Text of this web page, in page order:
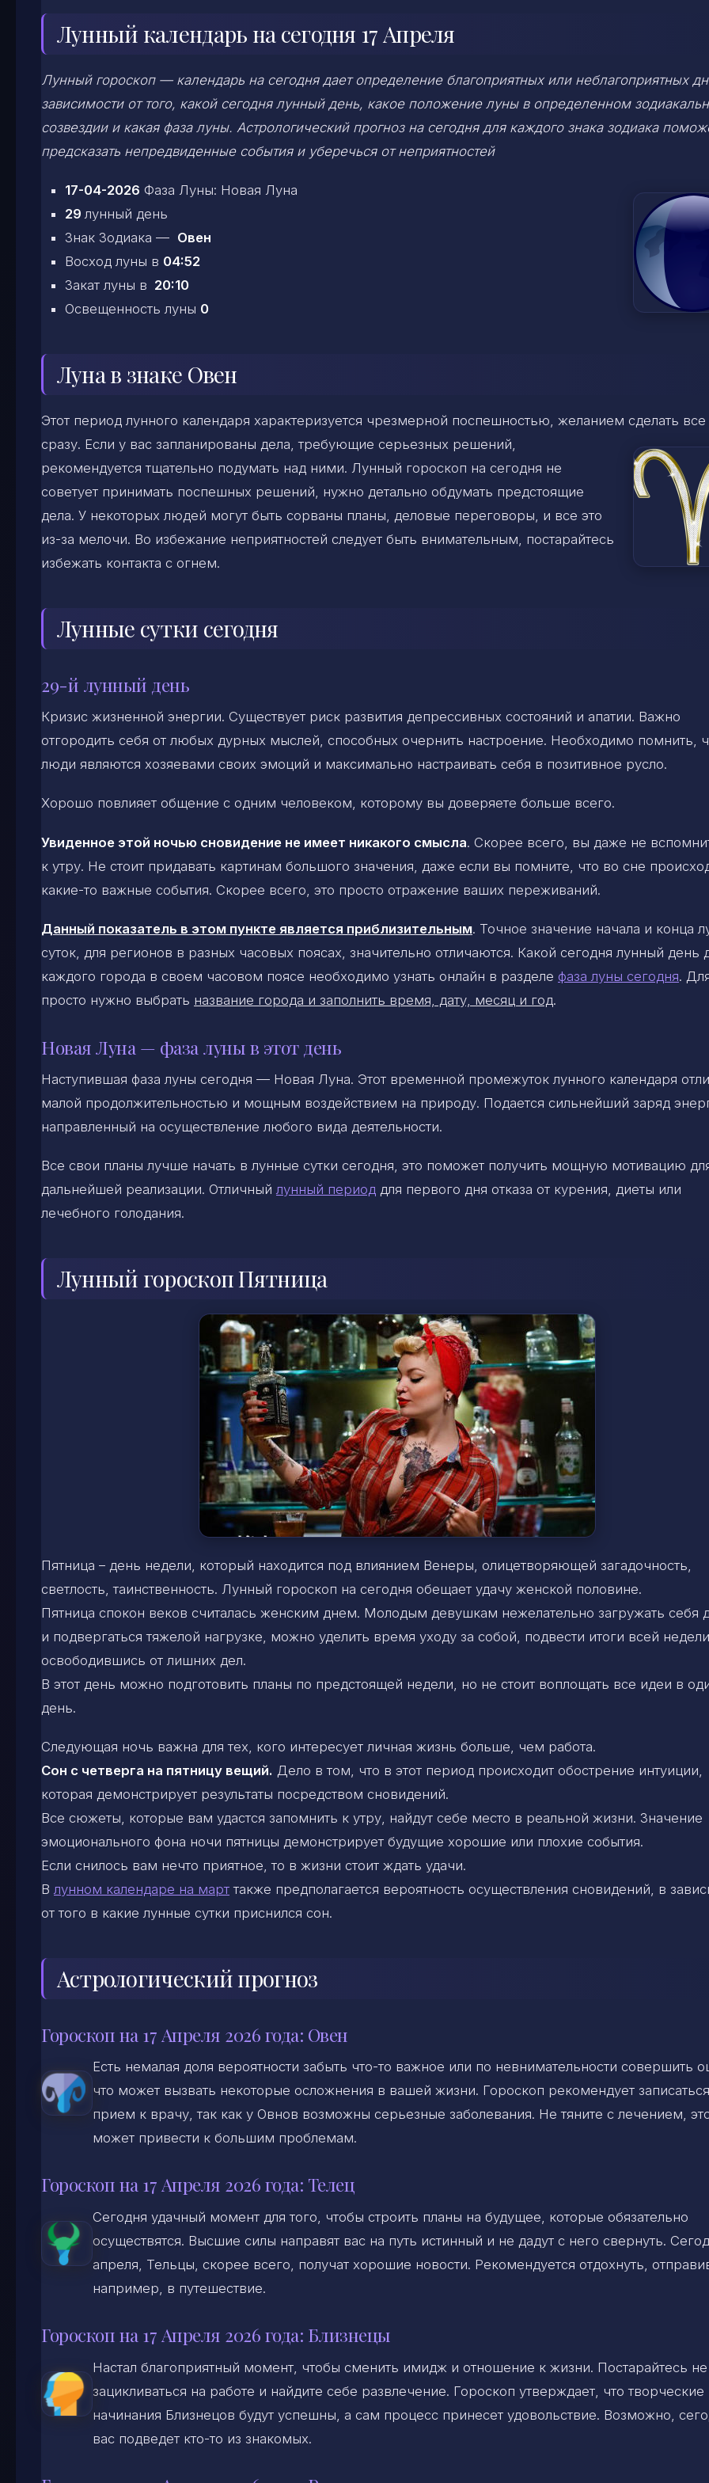
Лунный календарь на сегодня 17 Апреля
Лунный гороскоп — календарь на сегодня дает определение благоприятных или неблагоприятных
зависимости от того, какой сегодня лунный день, какое положение луны в определенном
созвездии и какая фаза луны. Астрологический прогноз на сегодня для каждого знака зодиака
предсказать непредвиденные события и уберечься от неприятностей
17-04-2026 Фаза Луны: Новая Луна
29лунный день
Знак Зодиака — Овен
Восход луны в 04:52
Закат луны в 20:10
Освещенность луны 0
Луна в знаке Овен
Этот период лунного календаря характеризуется чрезмерной поспешностью, желанием сделать
сразу. Если у вас запланированы дела, требующие серьезных решений,
рекомендуется тщательно подумать над ними. Лунный гороскоп на сегодня не
советует принимать поспешных решений, нужно детально обдумать предстоящие
дела. У некоторых людей могут быть сорваны планы, деловые переговоры, и все это
из-за мелочи. Во избежание неприятностей следует быть внимательным, постарайтесь
избежать контакта с огнем.
Лунные сутки сегодня
29-й лунный день
Кризис жизненной энергии. Существует риск развития депрессивных состояний и апатии. Важно
отгородить себя от любых дурных мыслей, способных очернить настроение. Необходимо помнить,
люди являются хозяевами своих эмоций и максимально настраивать себя в позитивное русло.
Хорошо повлияет общение с одним человеком, которому вы доверяете больше всего.
Увиденное этой ночью сновидение не имеет никакого смысла. Скорее всего, вы даже не
к утру. Не стоит придавать картинам большого значения, даже если вы помните, что во сне
какие-то важные события. Скорее всего, это просто отражение ваших переживаний.
Данный показатель в этом пункте является приблизительным. Точное значение начала и конца
суток, для регионов в разных часовых поясах, значительно отличаются. Какой сегодня лунный день
каждого города в своем часовом поясе необходимо узнать онлайн в разделе фаза луны сегодня.
просто нужно выбрать название города и заполнить время, дату, месяц и год.
Новая Луна — фаза луны в этот день
Наступившая фаза луны сегодня — Новая Луна. Этот временной промежуток лунного календаря
малой продолжительностью и мощным воздействием на природу. Подается сильнейший заряд
направленный на осуществление любого вида деятельности.
Все свои планы лучше начать в лунные сутки сегодня, это поможет получить мощную мотивацию
дальнейшей реализации. Отличный лунный период для первого дня отказа от курения, диеты или
лечебного голодания.
Лунный гороскоп Пятница
Пятница – день недели, который находится под влиянием Венеры, олицетворяющей загадочность,
светлость, таинственность. Лунный гороскоп на сегодня обещает удачу женской половине.
Пятница спокон веков считалась женским днем. Молодым девушкам нежелательно загружать себя
и подвергаться тяжелой нагрузке, можно уделить время уходу за собой, подвести итоги всей
освободившись от лишних дел.
В этот день можно подготовить планы по предстоящей недели, но не стоит воплощать все идеи в
день.
Следующая ночь важна для тех, кого интересует личная жизнь больше, чем работа.
Сон с четверга на пятницу вещий. Дело в том, что в этот период происходит обострение интуиции,
которая демонстрирует результаты посредством сновидений.
Все сюжеты, которые вам удастся запомнить к утру, найдут себе место в реальной жизни. Значение
эмоционального фона ночи пятницы демонстрирует будущие хорошие или плохие события.
Если снилось вам нечто приятное, то в жизни стоит ждать удачи.
В лунном календаре на март также предполагается вероятность осуществления сновидений, в
от того в какие лунные сутки приснился сон.
Астрологический прогноз
Гороскоп на 17 Апреля 2026 года: Овен
Есть немалая доля вероятности забыть что-то важное или по невнимательности совершить
что может вызвать некоторые осложнения в вашей жизни. Гороскоп рекомендует
прием к врачу, так как у Овнов возможны серьезные заболевания. Не тяните с лечением,
может привести к большим проблемам.
Гороскоп на 17 Апреля 2026 года: Телец
Сегодня удачный момент для того, чтобы строить планы на будущее, которые обязательно
осуществятся. Высшие силы направят вас на путь истинный и не дадут с него свернуть.
апреля, Тельцы, скорее всего, получат хорошие новости. Рекомендуется отдохнуть,
например, в путешествие.
Гороскоп на 17 Апреля 2026 года: Близнецы
Настал благоприятный момент, чтобы сменить имидж и отношение к жизни. Постарайтесь не
зацикливаться на работе и найдите себе развлечение. Гороскоп утверждает, что творческие
начинания Близнецов будут успешны, а сам процесс принесет удовольствие. Возможно,
вас подведет кто-то из знакомых.